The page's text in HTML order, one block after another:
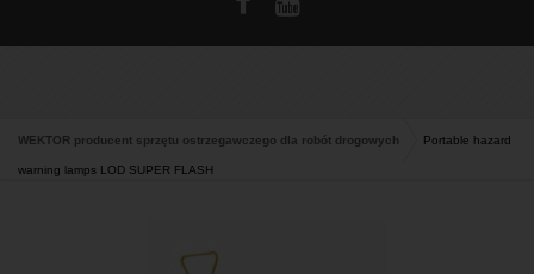
WEKTOR producent sprzętu ostrzegawczego dla robót drogowych Portable hazard
warning lamps LOD SUPER FLASH